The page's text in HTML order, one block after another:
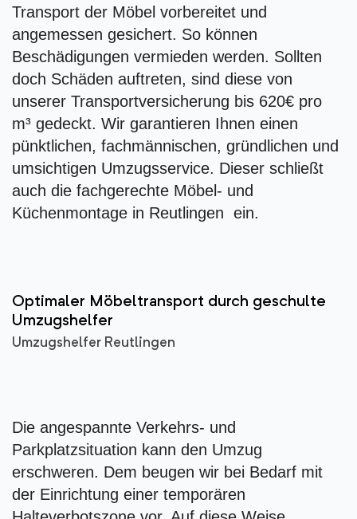
Transport der Möbel vorbereitet und
angemessen gesichert. So können
Beschädigungen vermieden werden. Sollten
doch Schäden auftreten, sind diese von
unserer Transportversicherung bis 620€ pro
m³ gedeckt. Wir garantieren Ihnen einen
pünktlichen, fachmännischen, gründlichen und
umsichtigen Umzugsservice. Dieser schließt
auch die fachgerechte Möbel- und
Küchenmontage in Reutlingen ein.
Optimaler Möbeltransport durch geschulte
Umzugshelfer
Umzugshelfer Reutlingen
Die angespannte Verkehrs- und
Parkplatzsituation kann den Umzug
erschweren. Dem beugen wir bei Bedarf mit
der Einrichtung einer temporären